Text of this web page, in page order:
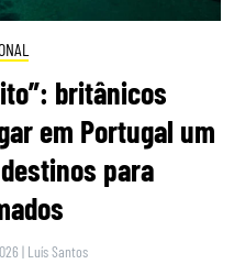
britânicos
em Portugal um
para
| Luís Santos